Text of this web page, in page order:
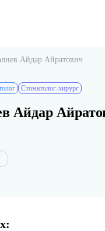
Айдар Айратович
Стоматолог-хирург
Айдар